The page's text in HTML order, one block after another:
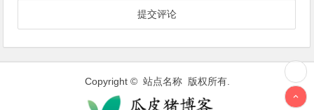
Copyright © 站点名称 版权所有.